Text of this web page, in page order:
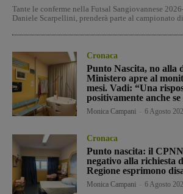
Tante le conferme nella Futsal Sangiovannese
Daniele Scarpellini, prenderà parte al campionato
Cronaca
Punto Nascita, no alla
Ministero apre al
mesi. Vadi: “Una
positivamente anche
Monica Campani 6 Agosto
Cronaca
Punto nascita: il
negativo alla richiesta
Regione esprimono
Monica Campani 6 Agosto